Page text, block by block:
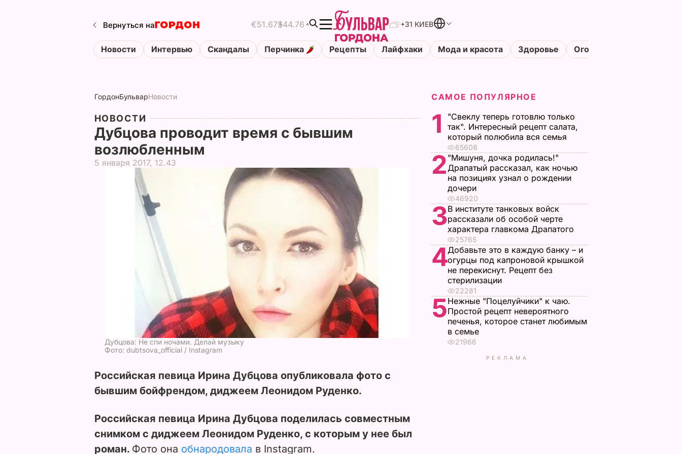
Вернуться на €51.67$44.76 +31 КИЕВ
Новости Интервью Скандалы Перчинка Рецепты Лайфхаки Мода и красота Здоровье Огороды
ГордонБульварНовости
НОВОСТИ
Дубцова проводит время с бывшим
возлюбленным
5 января 2017, 12.43
Дубцова: Не спи ночами. Делай музыку
Фото: dubtsova_official / Instagram
Российская певица Ирина Дубцова опубликовала фото с
бывшим бойфрендом, диджеем Леонидом Руденко.
Российская певица Ирина Дубцова поделилась совместным
снимком с диджеем Леонидом Руденко, с которым у нее был
роман. Фото она обнародовала в Instagram.
САМОЕ ПОПУЛЯРНОЕ
1
"Свеклу теперь готовлю только
так". Интересный рецепт салата,
который полюбила вся семья
65608
2 "Мишуня, дочка родилась!"
Драпатый рассказал, как ночью
на позициях узнал о рождении
дочери
46920
3В институте танковых войск
рассказали об особой черте
характера главкома Драпатого
25765
4Добавьте это в каждую банку – и
огурцы под капроновой крышкой
не перекиснут. Рецепт без
стерилизации
22281
5Нежные "Поцелуйчики" к чаю.
Простой рецепт невероятного
печенья, которое станет любимым
в семье
21966
РЕКЛАМА